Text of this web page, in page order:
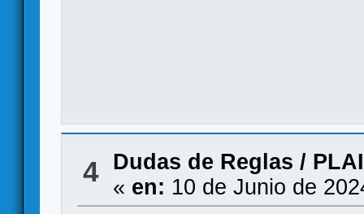
4 Dudas de Reglas /
« en: 10 de Junio de